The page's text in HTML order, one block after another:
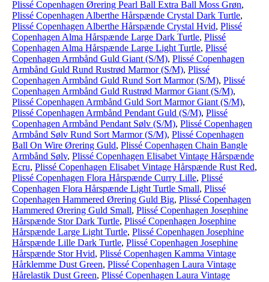
Plissé Copenhagen Ørering Pearl Ball Extra Ball Moss Grøn,
Plissé Copenhagen Alberthe Hårspænde Crystal Dark Turtle,
Plissé Copenhagen Alberthe Hårspænde Crystal Hvid, Plissé
Copenhagen Alma Hårspænde Large Dark Turtle, Plissé
Copenhagen Alma Hårspænde Large Light Turtle, Plissé
Copenhagen Armbånd Guld Giant (S/M), Plissé Copenhagen
Armbånd Guld Rund Rustrød Marmor (S/M), Plissé
Copenhagen Armbånd Guld Rund Sort Marmor (S/M), Plissé
Copenhagen Armbånd Guld Rustrød Marmor Giant (S/M),
Plissé Copenhagen Armbånd Guld Sort Marmor Giant (S/M),
Plissé Copenhagen Armbånd Pendant Guld (S/M), Plissé
Copenhagen Armbånd Pendant Sølv (S/M), Plissé Copenhagen
Armbånd Sølv Rund Sort Marmor (S/M), Plissé Copenhagen
Ball On Wire Ørering Guld, Plissé Copenhagen Chain Bangle
Armbånd Sølv, Plissé Copenhagen Elisabet Vintage Hårspænde
Ecru, Plissé Copenhagen Elisabet Vintage Hårspænde Rust Red,
Plissé Copenhagen Flora Hårspænde Curry Lille, Plissé
Copenhagen Flora Hårspænde Light Turtle Small, Plissé
Copenhagen Hammered Ørering Guld Big, Plissé Copenhagen
Hammered Ørering Guld Small, Plissé Copenhagen Josephine
Hårspænde Stor Dark Turtle, Plissé Copenhagen Josephine
Hårspænde Large Light Turtle, Plissé Copenhagen Josephine
Hårspænde Lille Dark Turtle, Plissé Copenhagen Josephine
Hårspænde Stor Hvid, Plissé Copenhagen Kamma Vintage
Hårklemme Dust Green, Plissé Copenhagen Laura Vintage
Hårelastik Dust Green, Plissé Copenhagen Laura Vintage